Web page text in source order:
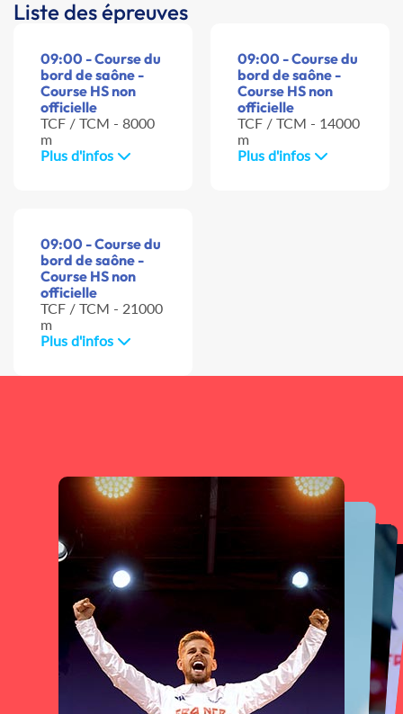
Liste des épreuves
09:00 - Course du
bord de saône -
Course HS non
officielle
TCF / TCM - 8000
m
Plus d'infos
09:00 - Course du
bord de saône -
Course HS non
officielle
TCF / TCM - 14000
m
Plus d'infos
09:00 - Course du
bord de saône -
Course HS non
officielle
TCF / TCM - 21000
m
Plus d'infos